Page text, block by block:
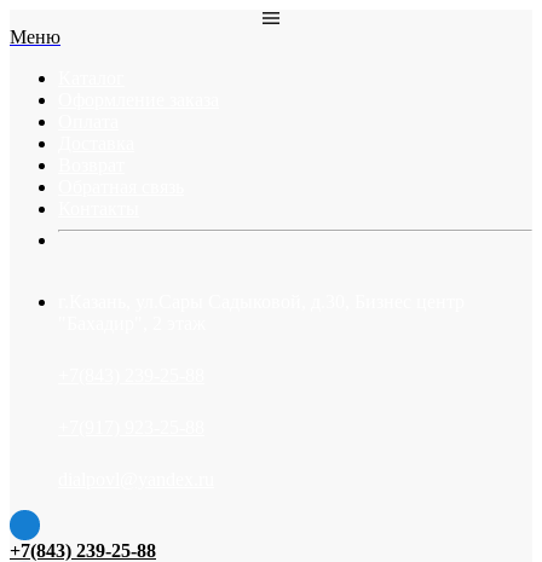
Меню
+7(843) 239-25-88